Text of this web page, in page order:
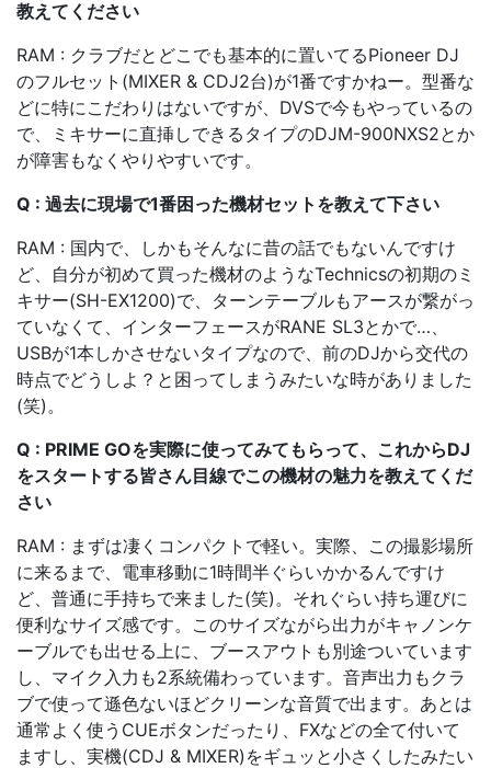
教えてください
RAM : クラブだとどこでも基本的に置いてるPioneer DJ
のフルセット(MIXER & CDJ2台)が1番ですかねー。型番な
どに特にこだわりはないですが、DVSで今もやっているの
で、ミキサーに直挿しできるタイプのDJM-900NXS2とか
が障害もなくやりやすいです。
Q : 過去に現場で1番困った機材セットを教えて下さい
RAM : 国内で、しかもそんなに昔の話でもないんですけ
ど、自分が初めて買った機材のようなTechnicsの初期のミ
キサー(SH-EX1200)で、ターンテーブルもアースが繋がっ
ていなくて、インターフェースがRANE SL3とかで…、
USBが1本しかさせないタイプなので、前のDJから交代の
時点でどうしよ？と困ってしまうみたいな時がありました
(笑)。
Q : PRIME GOを実際に使ってみてもらって、これからDJ
をスタートする皆さん目線でこの機材の魅力を教えてくだ
さい
RAM : まずは凄くコンパクトで軽い。実際、この撮影場所
に来るまで、電車移動に1時間半ぐらいかかるんですけ
ど、普通に手持ちで来ました(笑)。それぐらい持ち運びに
便利なサイズ感です。このサイズながら出力がキャノンケ
ーブルでも出せる上に、ブースアウトも別途ついています
し、マイク入力も2系統備わっています。音声出力もクラ
ブで使って遜色ないほどクリーンな音質で出ます。あとは
通常よく使うCUEボタンだったり、FXなどの全て付いて
ますし、実機(CDJ & MIXER)をギュッと小さくしたみたい